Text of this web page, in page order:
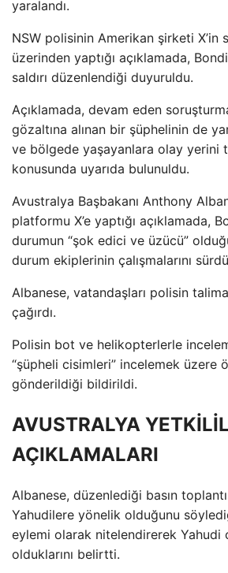
yaralandı.
NSW polisinin Amerikan şirketi X’in
üzerinden yaptığı açıklamada, Bondi
saldırı düzenlendiği duyuruldu.
Açıklamada, devam eden
gözaltına alınan bir şüphelinin de
ve bölgede yaşayanlara olay yerini
konusunda uyarıda bulunuldu.
Avustralya Başbakanı Anthony
platformu X’e yaptığı açıklamada,
durumun “şok edici ve üzücü”
durum ekiplerinin çalışmalarını
Albanese, vatandaşları polisin
çağırdı.
Polisin bot ve helikopterlerle
“şüpheli cisimleri” incelemek üzere
gönderildiği bildirildi.
AVUSTRALYA
AÇIKLAMALARI
Albanese, düzenlediği basın
Yahudilere yönelik olduğunu
eylemi olarak nitelendirerek Yahudi
olduklarını belirtti.